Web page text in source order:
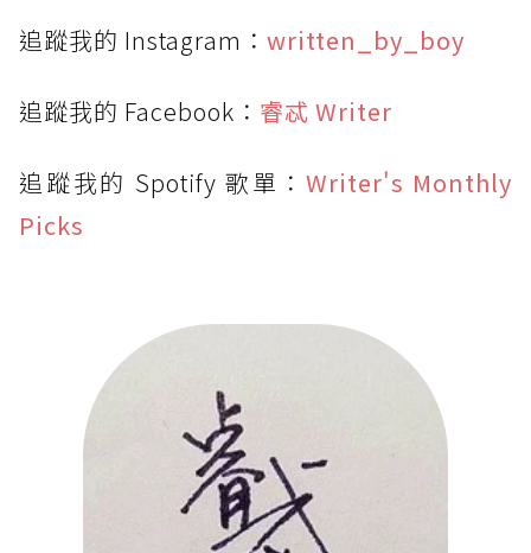
追蹤我的 Instagram： written_by_boy
追蹤我的 Facebook： 睿忒 Writer
追蹤我的 Spotify 歌單：Writer's Monthly
Picks